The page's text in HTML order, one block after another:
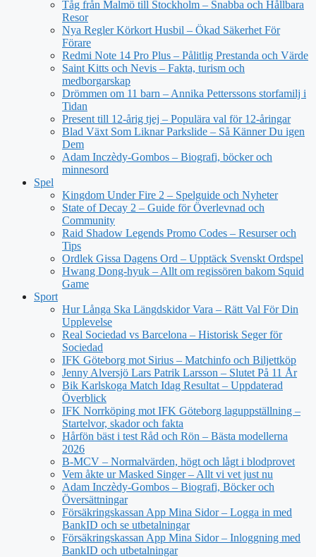
Tåg från Malmö till Stockholm – Snabba och Hållbara
Resor
Nya Regler Körkort Husbil – Ökad Säkerhet För
Förare
Redmi Note 14 Pro Plus – Pålitlig Prestanda och Värde
Saint Kitts och Nevis – Fakta, turism och
medborgarskap
Drömmen om 11 barn – Annika Petterssons storfamilj i
Tidan
Present till 12-årig tjej – Populära val för 12-åringar
Blad Växt Som Liknar Parkslide – Så Känner Du igen
Dem
Adam Inczèdy-Gombos – Biografi, böcker och
minnesord
Spel
Kingdom Under Fire 2 – Spelguide och Nyheter
State of Decay 2 – Guide för Överlevnad och
Community
Raid Shadow Legends Promo Codes – Resurser och
Tips
Ordlek Gissa Dagens Ord – Upptäck Svenskt Ordspel
Hwang Dong-hyuk – Allt om regissören bakom Squid
Game
Sport
Hur Långa Ska Längdskidor Vara – Rätt Val För Din
Upplevelse
Real Sociedad vs Barcelona – Historisk Seger för
Sociedad
IFK Göteborg mot Sirius – Matchinfo och Biljettköp
Jenny Alversjö Lars Patrik Larsson – Slutet På 11 År
Bik Karlskoga Match Idag Resultat – Uppdaterad
Överblick
IFK Norrköping mot IFK Göteborg laguppställning –
Startelvor, skador och fakta
Hårfön bäst i test Råd och Rön – Bästa modellerna
2026
B-MCV – Normalvärden, högt och lågt i blodprovet
Vem åkte ur Masked Singer – Allt vi vet just nu
Adam Inczèdy-Gombos – Biografi, Böcker och
Översättningar
Försäkringskassan App Mina Sidor – Logga in med
BankID och se utbetalningar
Försäkringskassan App Mina Sidor – Inloggning med
BankID och utbetalningar